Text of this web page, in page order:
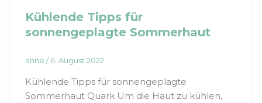
Kühlende Tipps für
sonnengeplagte Sommerhaut
anne /6. August 2022
Kühlende Tipps für sonnengeplagte
Sommerhaut Quark Um die Haut zu kühlen,